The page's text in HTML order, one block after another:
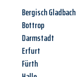
Bergisch Gladbach
Bottrop
Darmstadt
Erfurt
Fürth